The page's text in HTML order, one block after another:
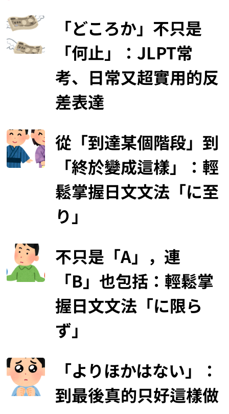
「どころか」不只是
「何止」：JLPT常
考、日常又超實用的反
差表達
從「到達某個階段」到
「終於變成這樣」：輕
鬆掌握日文文法「に至
り」
不只是「A」，連
「B」也包括：輕鬆掌
握日文文法「に限ら
ず」
「よりほかはない」：
到最後真的只好這樣做